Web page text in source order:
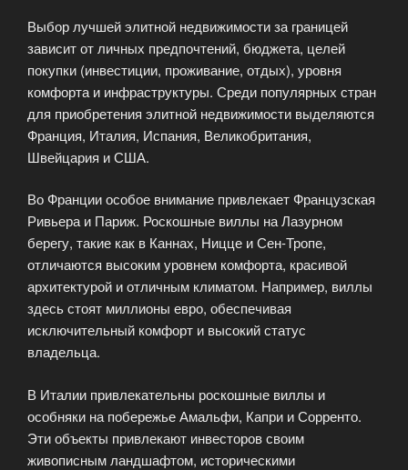
Выбор лучшей элитной недвижимости за границей
зависит от личных предпочтений, бюджета, целей
покупки (инвестиции, проживание, отдых), уровня
комфорта и инфраструктуры. Среди популярных стран
для приобретения элитной недвижимости выделяются
Франция, Италия, Испания, Великобритания,
Швейцария и США.
Во Франции особое внимание привлекает Французская
Ривьера и Париж. Роскошные виллы на Лазурном
берегу, такие как в Каннах, Ницце и Сен-Тропе,
отличаются высоким уровнем комфорта, красивой
архитектурой и отличным климатом. Например, виллы
здесь стоят миллионы евро, обеспечивая
исключительный комфорт и высокий статус
владельца.
В Италии привлекательны роскошные виллы и
особняки на побережье Амальфи, Капри и Сорренто.
Эти объекты привлекают инвесторов своим
живописным ландшафтом, историческими